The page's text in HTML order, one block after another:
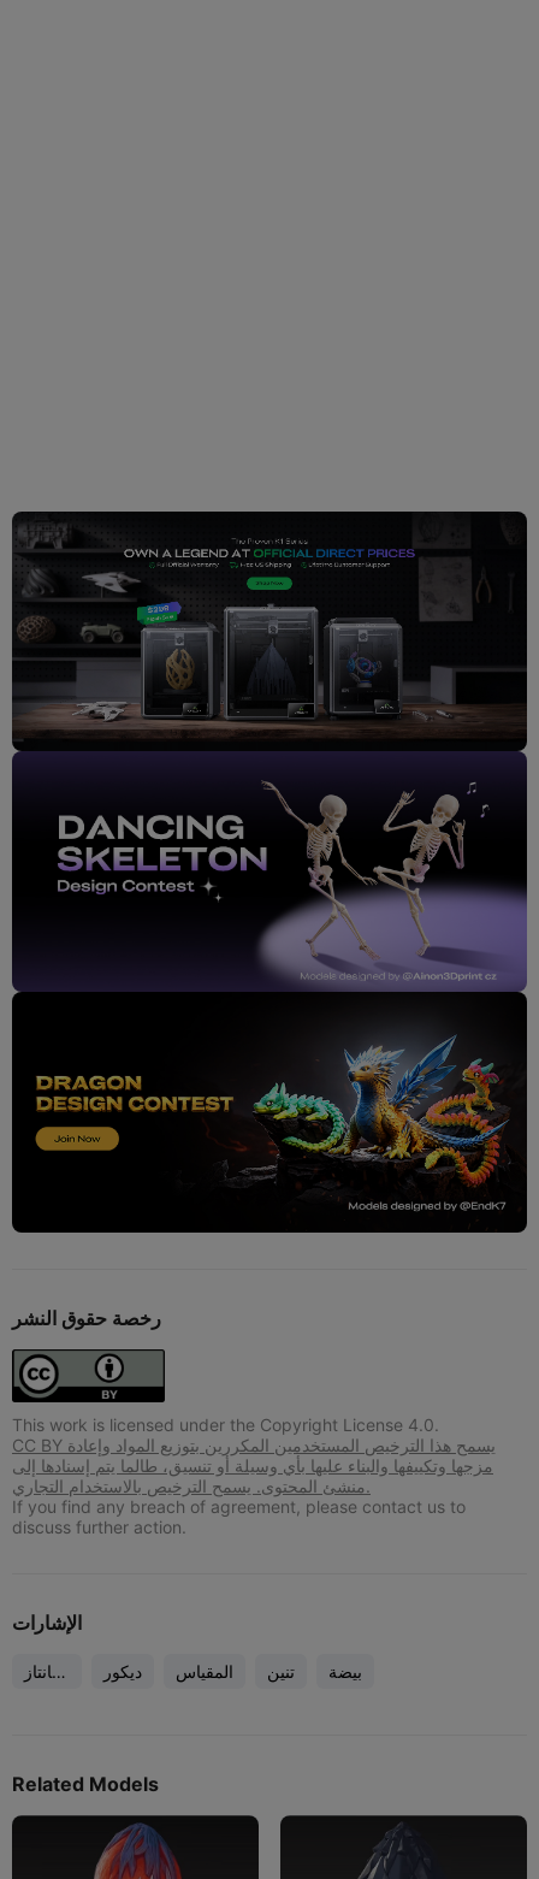
رخصة حقوق النشر
This work is licensed under the Copyright License 4.0.
CC BY يسمح هذا الترخيص المستخدمين المكررين بتوزيع المواد وإعادة
مزجها وتكييفها والبناء عليها بأي وسيلة أو تنسيق، طالما يتم إسنادها إلى
منشئ المحتوى. يسمح الترخيص بالاستخدام التجاري.
If you find any breach of agreement, please contact us to
discuss further action.
الإشارات
فانتاز
ديكور المقياس تنين بيضة
Related Models